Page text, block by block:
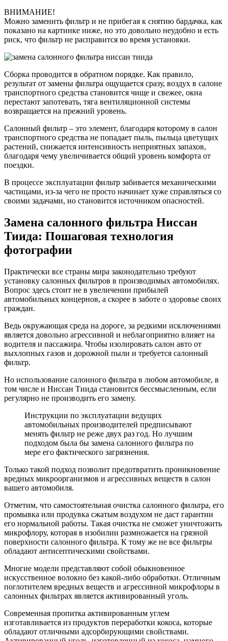
ВНИМАНИЕ!
Можно заменить фильтр и не прибегая к снятию бардачка, как
показано на картинке ниже, но это довольно неудобно и есть
риск, что фильтр не расправится во время установки.
Сборка проводится в обратном порядке. Как правило,
результат от замены фильтра ощущается сразу, воздух в салоне
транспортного средства становится чище и свежее, окна
перестают запотевать, тяга вентиляционной системы
возвращается на прежний уровень.
Салонный фильтр – это элемент, благодаря которому в салон
транспортного средства не попадает пыль, пыльца цветущих
растений, снижается интенсивность неприятных запахов,
благодаря чему увеличивается общий уровень комфорта от
поездки.
В процессе эксплуатации фильтр забивается механическими
частицами, из-за чего не просто начинает хуже справляться со
своими задачами, но становится источником опасностей.
Замена салонного фильтра Ниссан
Тиида: Пошаговая технология
фотографии
Практически все страны мира законодательно требуют
установку салонных фильтров в производимых автомобилях.
Вопрос здесь стоит не в увеличении прибылей
автомобильных концернов, а скорее в заботе о здоровье своих
граждан.
Ведь окружающая среда на дороге, за редкими исключениями
является довольно агрессивной и неблагоприятно влияет на
водителя и пассажира. Чтобы изолировать салон авто от
выхлопных газов и дорожной пыли и требуется салонный
фильтр.
Но использование салонного фильтра в любом автомобиле, в
том числе и Ниссан Тиида становится бессмысленным, если
регулярно не производить его замену.
Инструкции по эксплуатации ведущих
автомобильных производителей предписывают
менять фильтр не реже двух раз год. Но лучшим
подходом была бы замена салонного фильтра по
мере его фактического загрязнения.
Только такой подход позволит предотвратить проникновение
вредных микроорганизмов и агрессивных веществ в салон
вашего автомобиля.
Отметим, что самостоятельная очистка салонного фильтра, его
промывка или продувка сжатым воздухом не даст гарантии
его нормальной работы. Такая очистка не сможет уничтожить
микрофлору, которая в изобилии размножается на грязной
поверхности салонного фильтра. К тому же не все фильтры
обладают антисептическими свойствами.
Многие модели представляют собой обыкновенное
искусственное волокно без какой-либо обработки. Отличным
поглотителем вредных веществ и агрессивной микрофлоры в
салонных фильтрах является активированный уголь.
Современная пропитка активированным углем
изготавливается из продуктов переработки кокоса, которые
обладают отличными адсорбирующими свойствами.